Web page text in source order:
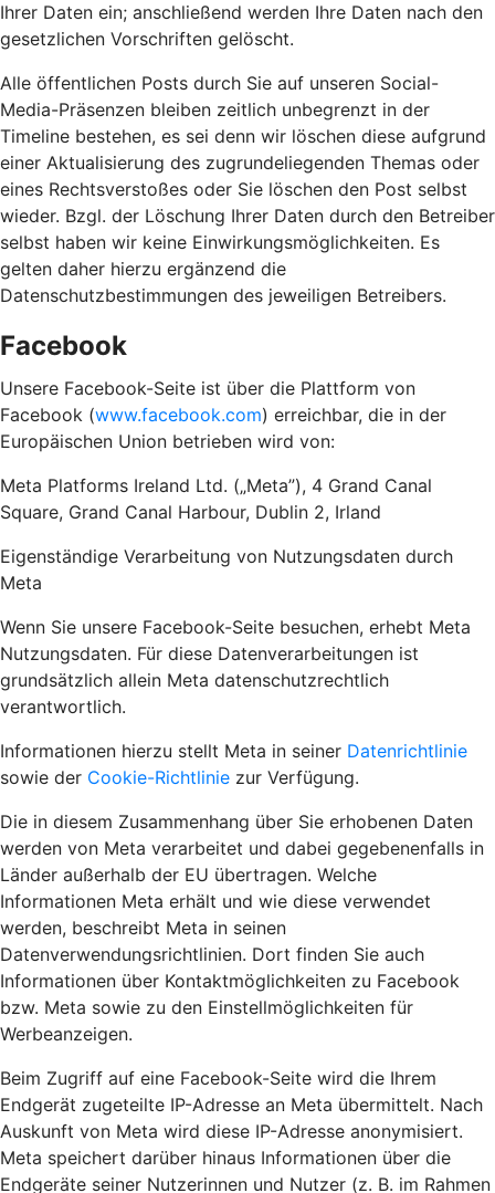
Ihrer Daten ein; anschließend werden Ihre Daten nach den
gesetzlichen Vorschriften gelöscht.
Alle öffentlichen Posts durch Sie auf unseren Social-
Media-Präsenzen bleiben zeitlich unbegrenzt in der
Timeline bestehen, es sei denn wir löschen diese aufgrund
einer Aktualisierung des zugrundeliegenden Themas oder
eines Rechtsverstoßes oder Sie löschen den Post selbst
wieder. Bzgl. der Löschung Ihrer Daten durch den Betreiber
selbst haben wir keine Einwirkungsmöglichkeiten. Es
gelten daher hierzu ergänzend die
Datenschutzbestimmungen des jeweiligen Betreibers.
Facebook
Unsere Facebook-Seite ist über die Plattform von
Facebook (www.facebook.com) erreichbar, die in der
Europäischen Union betrieben wird von:
Meta Platforms Ireland Ltd. („Meta”), 4 Grand Canal
Square, Grand Canal Harbour, Dublin 2, Irland
Eigenständige Verarbeitung von Nutzungsdaten durch
Meta
Wenn Sie unsere Facebook-Seite besuchen, erhebt Meta
Nutzungsdaten. Für diese Datenverarbeitungen ist
grundsätzlich allein Meta datenschutzrechtlich
verantwortlich.
Informationen hierzu stellt Meta in seiner Datenrichtlinie
sowie der Cookie-Richtlinie zur Verfügung.
Die in diesem Zusammenhang über Sie erhobenen Daten
werden von Meta verarbeitet und dabei gegebenenfalls in
Länder außerhalb der EU übertragen. Welche
Informationen Meta erhält und wie diese verwendet
werden, beschreibt Meta in seinen
Datenverwendungsrichtlinien. Dort finden Sie auch
Informationen über Kontaktmöglichkeiten zu Facebook
bzw. Meta sowie zu den Einstellmöglichkeiten für
Werbeanzeigen.
Beim Zugriff auf eine Facebook-Seite wird die Ihrem
Endgerät zugeteilte IP-Adresse an Meta übermittelt. Nach
Auskunft von Meta wird diese IP-Adresse anonymisiert.
Meta speichert darüber hinaus Informationen über die
Endgeräte seiner Nutzerinnen und Nutzer (z. B. im Rahmen